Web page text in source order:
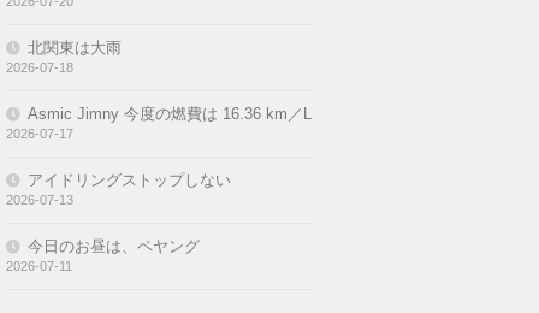
北関東は大雨
2026-07-18
Asmic Jimny 今度の燃費は 16.36 km／L
2026-07-17
アイドリングストップしない
2026-07-13
今日のお昼は、ペヤング
2026-07-11